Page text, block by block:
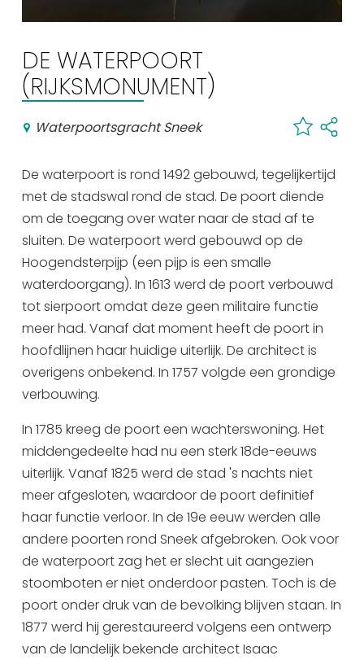
En meer
Arrangementen
Jouw Sneek
De Friese meren
UITagenda
Routes
Veel bezochte pagina's:
Top 10 leuke dingen
Vakantie vieren in Sneek
Uitgaan in Sneek
Citygame Escapegame Sneek
Webcams
De leukste routes
Interactieve plattegrond van Sneek
Winkelen in Sneek
Bootverhuur
DE WATERPOORT
(RIJKSMONUMENT)
Waterpoortsgracht Sneek
De waterpoort is rond 1492 gebouwd, tegelijkertijd
met de stadswal rond de stad. De poort diende
om de toegang over water naar de stad af te
sluiten. De waterpoort werd gebouwd op de
Hoogendsterpijp (een pijp is een smalle
waterdoorgang). In 1613 werd de poort verbouwd
tot sierpoort omdat deze geen militaire functie
meer had. Vanaf dat moment heeft de poort in
hoofdlijnen haar huidige uiterlijk. De architect is
overigens onbekend. In 1757 volgde een grondige
verbouwing.
In 1785 kreeg de poort een wachterswoning. Het
middengedeelte had nu een sterk 18de-eeuws
uiterlijk. Vanaf 1825 werd de stad 's nachts niet
meer afgesloten, waardoor de poort definitief
haar functie verloor. In de 19e eeuw werden alle
andere poorten rond Sneek afgebroken. Ook voor
de waterpoort zag het er slecht uit aangezien
stoomboten er niet onderdoor pasten. Toch is de
poort onder druk van de bevolking blijven staan. In
1877 werd hij gerestaureerd volgens een ontwerp
van de landelijk bekende architect Isaac